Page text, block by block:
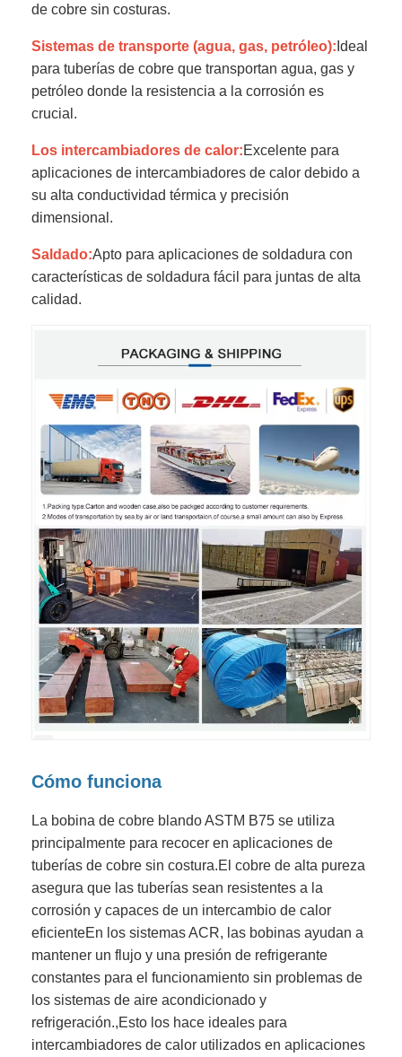
de cobre sin costuras.
Sistemas de transporte (agua, gas, petróleo): Ideal
para tuberías de cobre que transportan agua, gas y
petróleo donde la resistencia a la corrosión es
crucial.
Los intercambiadores de calor:Excelente para
aplicaciones de intercambiadores de calor debido a
su alta conductividad térmica y precisión
dimensional.
Saldado:Apto para aplicaciones de soldadura con
características de soldadura fácil para juntas de alta
calidad.
Cómo funciona
La bobina de cobre blando ASTM B75 se utiliza
principalmente para recocer en aplicaciones de
tuberías de cobre sin costura.El cobre de alta pureza
asegura que las tuberías sean resistentes a la
corrosión y capaces de un intercambio de calor
eficienteEn los sistemas ACR, las bobinas ayudan a
mantener un flujo y una presión de refrigerante
constantes para el funcionamiento sin problemas de
los sistemas de aire acondicionado y
refrigeración.,Esto los hace ideales para
intercambiadores de calor utilizados en aplicaciones